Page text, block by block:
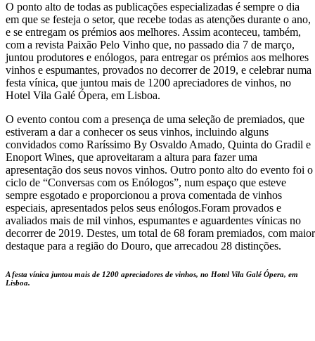
O ponto alto de todas as publicações especializadas é sempre o dia
em que se festeja o setor, que recebe todas as atenções durante o ano,
e se entregam os prémios aos melhores. Assim aconteceu, também,
com a revista Paixão Pelo Vinho que, no passado dia 7 de março,
juntou produtores e enólogos, para entregar os prémios aos melhores
vinhos e espumantes, provados no decorrer de 2019, e celebrar numa
festa vínica, que juntou mais de 1200 apreciadores de vinhos, no
Hotel Vila Galé Ópera, em Lisboa.
O evento contou com a presença de uma seleção de premiados, que
estiveram a dar a conhecer os seus vinhos, incluindo alguns
convidados como Raríssimo By Osvaldo Amado, Quinta do Gradil e
Enoport Wines, que aproveitaram a altura para fazer uma
apresentação dos seus novos vinhos. Outro ponto alto do evento foi o
ciclo de “Conversas com os Enólogos”, num espaço que esteve
sempre esgotado e proporcionou a prova comentada de vinhos
especiais, apresentados pelos seus enólogos.Foram provados e
avaliados mais de mil vinhos, espumantes e aguardentes vínicas no
decorrer de 2019. Destes, um total de 68 foram premiados, com maior
destaque para a região do Douro, que arrecadou 28 distinções.
A festa vínica juntou mais de 1200 apreciadores de vinhos, no Hotel Vila Galé Ópera, em
Lisboa.